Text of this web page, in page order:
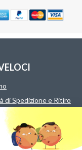
di Spedizione e Ritiro
di Vendita
Privacy